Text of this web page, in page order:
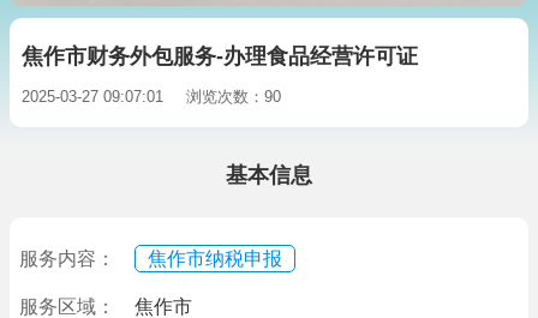
焦作市财务外包服务-办理食品经营许可证
2025-03-27 09:07:01 浏览次数：90
基本信息
服务内容： 焦作市纳税申报
服务区域： 焦作市